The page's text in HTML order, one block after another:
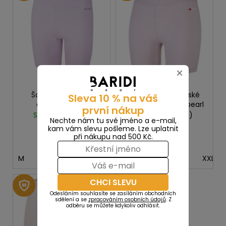
Šortky HIGH LONG
dámské tenké
Outlast® - pearl
Skladem
(>5 ks)
759 Kč
M XL XXL 3XL
Šortky HIGH dámské
tenké Outlast® - pearl
Skladem
(>5 ks)
599 Kč
S M L XXL
×
Sleva 10 % na váš
první nákup
Nechte nám tu své jméno a e-mail,
kam vám slevu pošleme. Lze uplatnit
při nákupu nad 500 Kč.
CHCI SLEVU
Odesláním souhlasíte se zasíláním obchodních
sdělení a se zpracováním osobních údajů. Z
odběru se můžete kdykoliv odhlásit.